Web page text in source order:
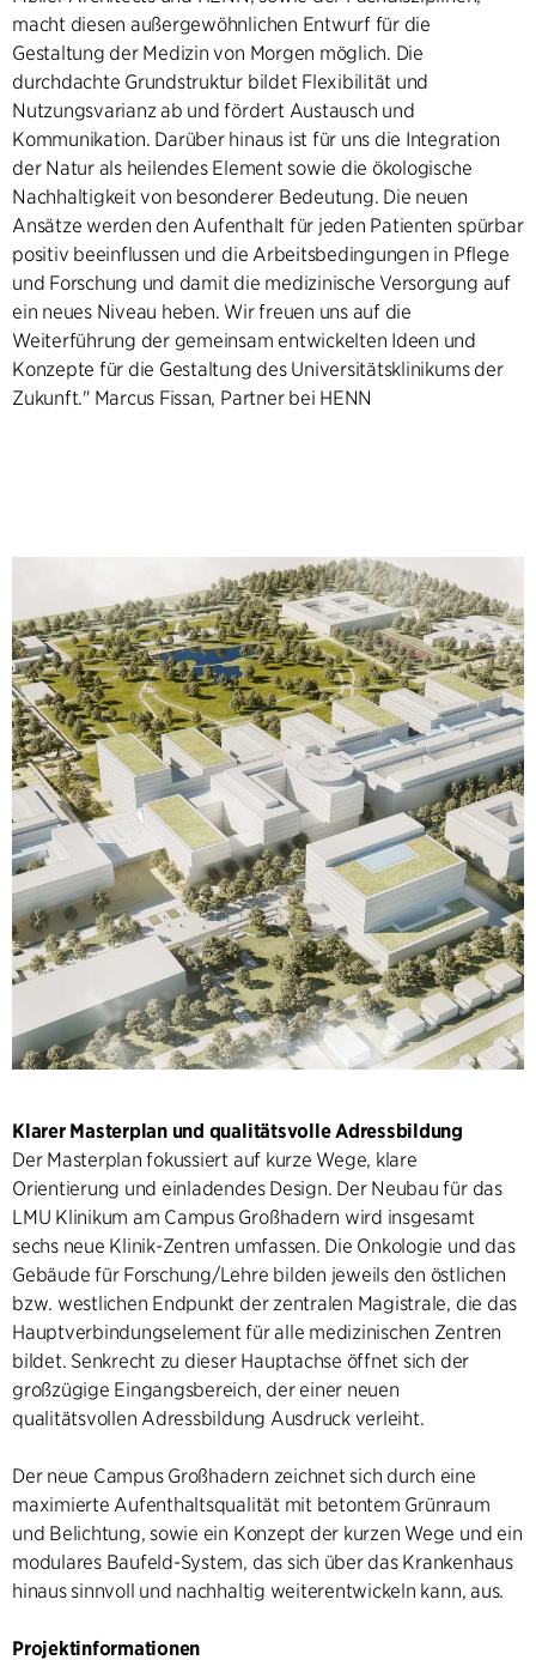
macht diesen außergewöhnlichen Entwurf für die
Gestaltung der Medizin von Morgen möglich. Die
durchdachte Grundstruktur bildet Flexibilität und
Nutzungsvarianz ab und fördert Austausch und
Kommunikation. Darüber hinaus ist für uns die Integration
der Natur als heilendes Element sowie die ökologische
Nachhaltigkeit von besonderer Bedeutung. Die neuen
Ansätze werden den Aufenthalt für jeden Patienten spürbar
positiv beeinflussen und die Arbeitsbedingungen in Pflege
und Forschung und damit die medizinische Versorgung auf
ein neues Niveau heben. Wir freuen uns auf die
Weiterführung der gemeinsam entwickelten Ideen und
Konzepte für die Gestaltung des Universitätsklinikums der
Zukunft." Marcus Fissan, Partner bei HENN
Klarer Masterplan und qualitätsvolle Adressbildung
Der Masterplan fokussiert auf kurze Wege, klare
Orientierung und einladendes Design. Der Neubau für das
LMU Klinikum am Campus Großhadern wird insgesamt
sechs neue Klinik-Zentren umfassen. Die Onkologie und das
Gebäude für Forschung/Lehre bilden jeweils den östlichen
bzw. westlichen Endpunkt der zentralen Magistrale, die das
Hauptverbindungselement für alle medizinischen Zentren
bildet. Senkrecht zu dieser Hauptachse öffnet sich der
großzügige Eingangsbereich, der einer neuen
qualitätsvollen Adressbildung Ausdruck verleiht.
Der neue Campus Großhadern zeichnet sich durch eine
maximierte Aufenthaltsqualität mit betontem Grünraum
und Belichtung, sowie ein Konzept der kurzen Wege und ein
modulares Baufeld-System, das sich über das Krankenhaus
hinaus sinnvoll und nachhaltig weiterentwickeln kann, aus.
Projektinformationen